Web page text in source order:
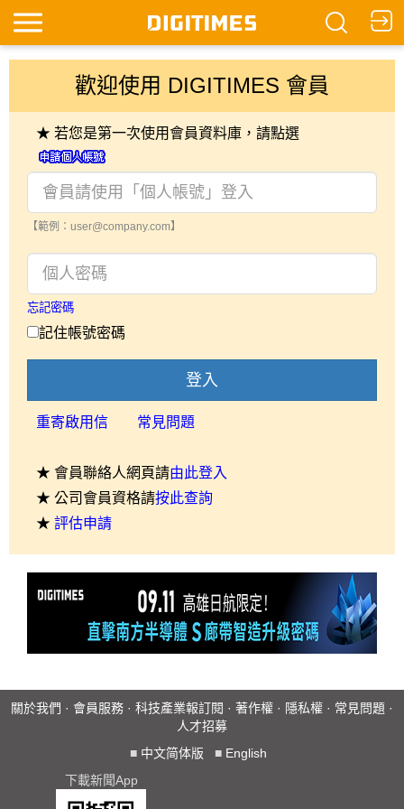
歡迎使用 DIGITIMES 會員
★ 若您是第一次使用會員資料庫，請點選
【範例：user@company.com】
忘記密碼
記住帳號密碼
登入
重寄啟用信 常見問題
★ 會員聯絡人網頁請由此登入
★ 公司會員資格請按此查詢
★ 評估申請
關於我們 · 會員服務 · 科技產業報訂閱 · 著作權 · 隱私權 · 常見問題 ·
人才招募
■ 中文简体版 ■ English
下載新聞App